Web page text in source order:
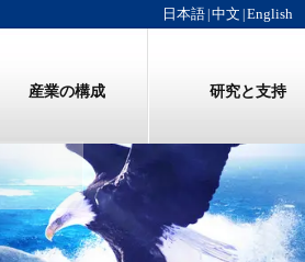
日本語 中文 English
産業の構成 研究と支持